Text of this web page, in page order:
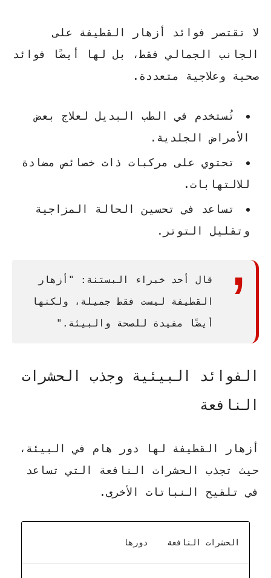
لا تقتصر فوائد أزهار القطيفة على
الجانب الجمالي فقط، بل لها أيضًا فوائد
صحية وعلاجية متعددة.
تُستخدم في الطب البديل لعلاج بعض
الأمراض الجلدية.
تحتوي على مركبات ذات خصائص مضادة
للالتهابات.
تساعد في تحسين الحالة المزاجية
وتقليل التوتر.
قال أحد خبراء البستنة: "أزهار
القطيفة ليست فقط جميلة، ولكنها
أيضًا مفيدة للصحة والبيئة."
الفوائد البيئية وجذب الحشرات
النافعة
أزهار القطيفة لها دور هام في البيئة،
حيث تجذب الحشرات النافعة التي تساعد
في تلقيح النباتات الأخرى.
الحشرات النافعة دورها